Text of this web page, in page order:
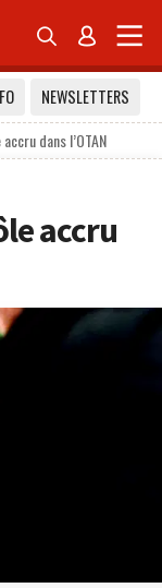
 
NEWSLETTERS
dans l’OTAN
accru